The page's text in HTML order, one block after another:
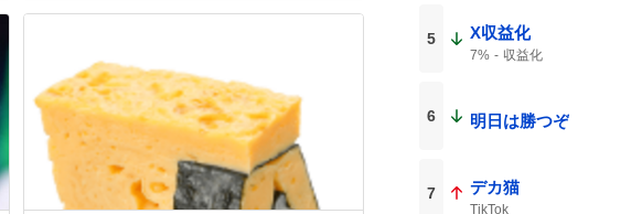
数
ス
数
ね
5 X収益化
7% 収益化
6 明日は勝つぞ
7 デカ猫
TikTok